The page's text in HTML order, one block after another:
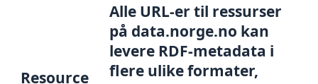
Resource
Alle URL-er til ressurser
på data.norge.no kan
levere RDF-metadata i
flere ulike formater,